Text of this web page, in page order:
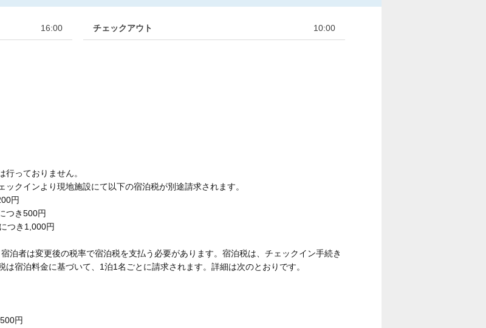
16:00 チェックアウト 10:00
行っておりません。
クインより現地施設にて以下の宿泊税が別途請求されます。
円
つき500円
つき1,000円
泊者は変更後の税率で宿泊税を支払う必要があります。宿泊税は、チェックイン手続き
宿泊料金に基づいて、1泊1名ごとに請求されます。詳細は次のとおりです。
円